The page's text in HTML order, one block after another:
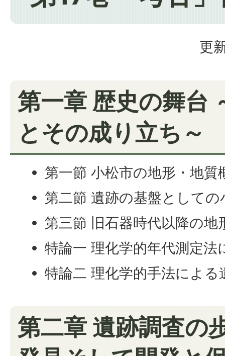
更
第一章 歴史の舞台
とその成り立ち～
第一節 小松市の地形・地質
第二節 遺跡の基盤としての
第三節 旧石器時代以降の地
特論一 理化学的年代測定法
特論二 理化学的手法による
第二章 遺跡調査の